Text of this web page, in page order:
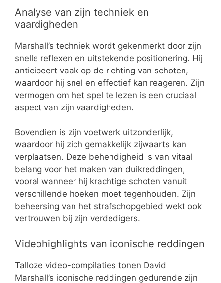
Analyse van zijn techniek en
vaardigheden
Marshall’s techniek wordt gekenmerkt door zijn
snelle reflexen en uitstekende positionering. Hij
anticipeert vaak op de richting van schoten,
waardoor hij snel en effectief kan reageren. Zijn
vermogen om het spel te lezen is een cruciaal
aspect van zijn vaardigheden.
Bovendien is zijn voetwerk uitzonderlijk,
waardoor hij zich gemakkelijk zijwaarts kan
verplaatsen. Deze behendigheid is van vitaal
belang voor het maken van duikreddingen,
vooral wanneer hij krachtige schoten vanuit
verschillende hoeken moet tegenhouden. Zijn
beheersing van het strafschopgebied wekt ook
vertrouwen bij zijn verdedigers.
Videohighlights van iconische reddingen
Talloze video-compilaties tonen David
Marshall’s iconische reddingen gedurende zijn